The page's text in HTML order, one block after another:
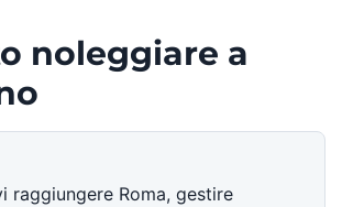
noleggiare a
raggiungere Roma, gestire